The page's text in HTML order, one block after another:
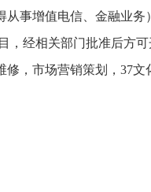
从事增值电信、金融业
，经相关部门批准后方
修，市场营销策划，37